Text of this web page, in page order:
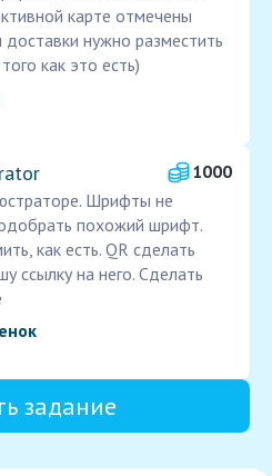
карте отмечены
нужно разместить
как это есть)
1000
Шрифты не
похожий шрифт.
как есть. QR сделать
ссылку на него. Сделать
задание